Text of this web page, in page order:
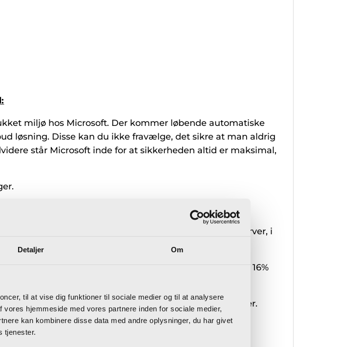
Detaljer Om
til at vise dig funktioner til sociale medier og til at analysere
hjemmeside med vores partnere inden for sociale medier,
kan kombinere disse data med andre oplysninger, du har givet
tjenester.
miljø hos Microsoft. Der kommer løbende automatiske
løsning. Disse kan du ikke fravælge, det sikre at man aldrig
står Microsoft inde for at sikkerheden altid er maksimal,
du vil have Business Central installeret – på egen server, i
man sig til abonnement i 12 måneder, dette udgør 16%
samt opdateringer som Microsoft frigiver.
får du 3 navngivne brugere for hver samtidig bruger.
købt før 1. april 2019. Har I enMicrosoft C5/XALmed
Microsoft Dynamics 365 Business Central.